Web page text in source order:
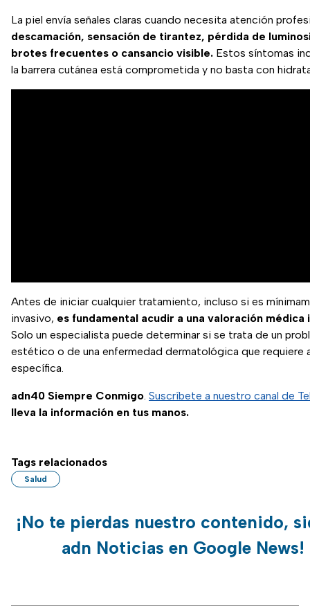
La piel envía señales claras cuando necesita atención
descamación, sensación de tirantez, pérdida de
brotes frecuentes o cansancio visible. Estos síntomas
la barrera cutánea está comprometida y no basta con
Antes de iniciar cualquier tratamiento, incluso si es
invasivo, es fundamental acudir a una valoración médica
Solo un especialista puede determinar si se trata de un
estético o de una enfermedad dermatológica que requiere
específica.
adn40 Siempre Conmigo. Suscríbete a nuestro canal de
lleva la información en tus manos.
Tags relacionados
Salud
¡No te pierdas nuestro contenido,
adn Noticias en Google News!